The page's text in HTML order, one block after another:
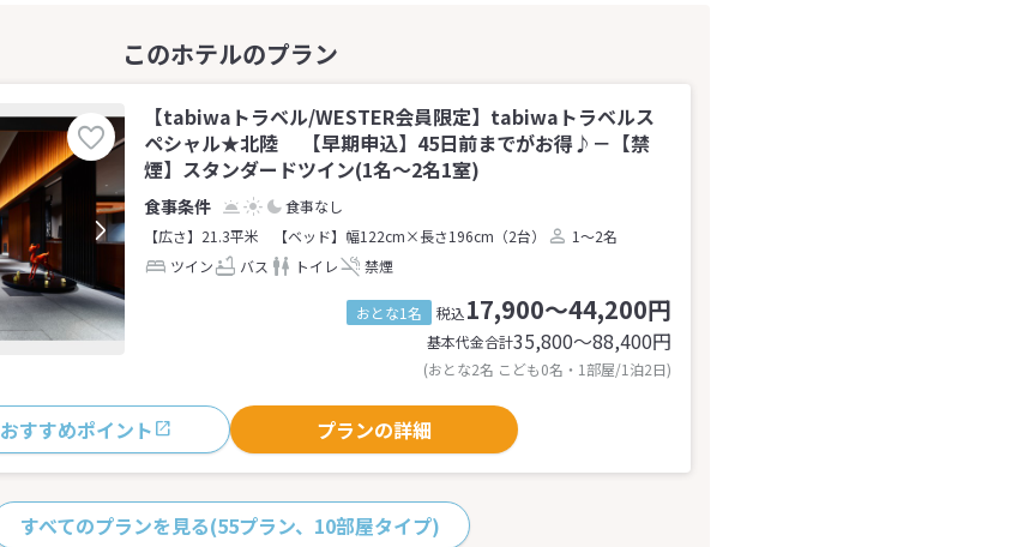
【tabiwaトラベル/WESTER会員限定】tabiwaトラベルス
ペシャル★北陸 【早期申込】45日前までがお得♪－【禁
煙】スタンダードツイン(1名～2名1室)
食事なし
【広さ】21.3平米
【ベッド】幅122cm×長さ196cm（2台）
1～2名
ツイン
バス トイレ 禁煙
おとな1名 税込17,900～44,200円
基本代金合計35,800〜88,400円
(おとな2名 こども0名・1部屋/1泊2日)
おすすめポイント プランの詳細
すべてのプランを見る(55プラン、10部屋タイプ)